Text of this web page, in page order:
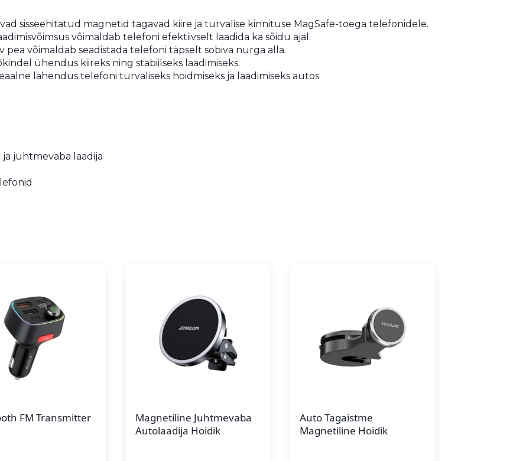
sisseehitatud magnetid tagavad kiire ja turvalise kinnituse MagSafe-toega telefonidele.
võimaldab telefoni efektiivselt laadida ka sõidu ajal.
pea võimaldab seadistada telefoni täpselt sobiva nurga alla.
ühendus kiireks ning stabiilseks laadimiseks.
lahendus telefoni turvaliseks hoidmiseks ja laadimiseks autos.
juhtmevaba laadija
FM Transmitter
Magnetiline Juhtmevaba
Autolaadija Hoidik
Auto Tagaistme
Magnetiline Hoidik